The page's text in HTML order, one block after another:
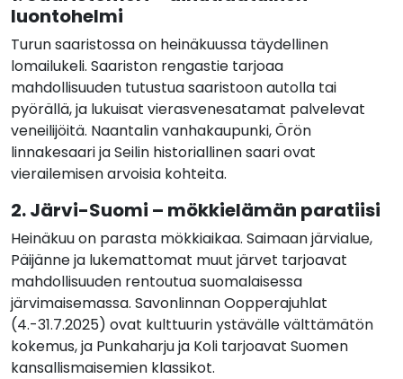
luontohelmi
Turun saaristossa on heinäkuussa täydellinen
lomailukeli. Saariston rengastie tarjoaa
mahdollisuuden tutustua saaristoon autolla tai
pyörällä, ja lukuisat vierasvenesatamat palvelevat
veneilijöitä. Naantalin vanhakaupunki, Örön
linnakesaari ja Seilin historiallinen saari ovat
vierailemisen arvoisia kohteita.
2. Järvi-Suomi – mökkielämän paratiisi
Heinäkuu on parasta mökkiaikaa. Saimaan järvialue,
Päijänne ja lukemattomat muut järvet tarjoavat
mahdollisuuden rentoutua suomalaisessa
järvimaisemassa. Savonlinnan Oopperajuhlat
(4.-31.7.2025) ovat kulttuurin ystävälle välttämätön
kokemus, ja Punkaharju ja Koli tarjoavat Suomen
kansallismaisemien klassikot.